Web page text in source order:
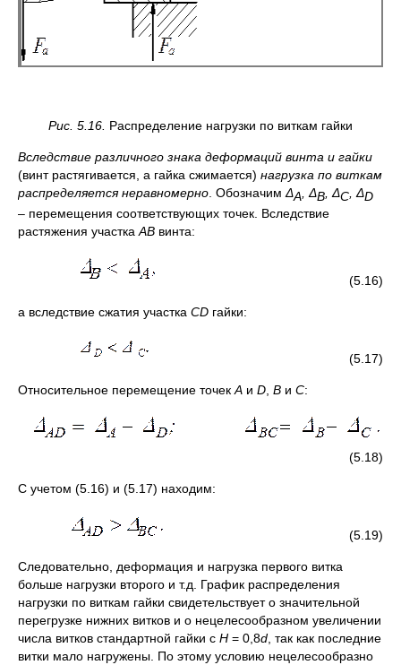
Рис. 5.16. Распределение нагрузки по виткам гайки
Вследствие различного знака деформаций винта и гайки
(винт растягивается, а гайка сжимается) нагрузка по виткам
распределяется неравномерно . Обозначим ΔА , ΔВ , ΔС , ΔD
– перемещения соответствующих точек. Вследствие
растяжения участкаАВ винта:
(5.16)
а вследствие сжатия участка CD гайки:
(5.17)
Относительное перемещение точекА и D, В и С:
(5.18)
С учетом (5.16) и (5.17) находим:
(5.19)
Следовательно, деформация и нагрузка первого витка
больше нагрузки второго и т.д. График распределения
нагрузки по виткам гайки свидетельствует о значительной
перегрузке нижних витков и о нецелесообразном увеличении
числа витков стандартной гайки с Н = 0,8d, так как последние
витки мало нагружены. По этому условию нецелесообразно